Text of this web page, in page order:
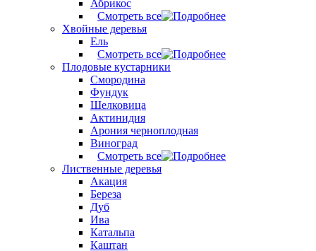
Абрикос
Смотреть все
Хвойные деревья
Ель
Смотреть все
Плодовые кустарники
Смородина
Фундук
Шелковица
Актинидия
Арония черноплодная
Виноград
Смотреть все
Лиственные деревья
Акация
Береза
Дуб
Ива
Катальпа
Каштан